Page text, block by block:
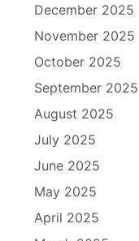
December 2025
November 2025
October 2025
September 2025
August 2025
July 2025
June 2025
May 2025
April 2025